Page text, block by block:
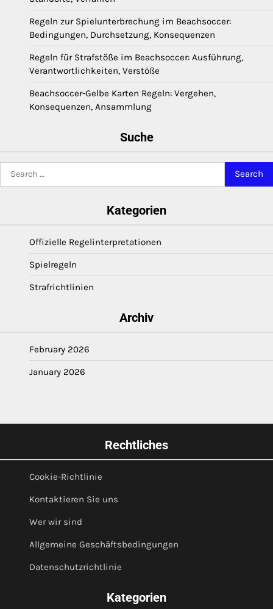
Regeln zur Spielunterbrechung im Beachsoccer:
Bedingungen, Durchsetzung, Konsequenzen
Regeln für Strafstöße im Beachsoccer: Ausführung,
Verantwortlichkeiten, Verstöße
Beachsoccer-Gelbe Karten Regeln: Vergehen,
Konsequenzen, Ansammlung
Suche
Kategorien
Offizielle Regelinterpretationen
Spielregeln
Strafrichtlinien
Archiv
February 2026
January 2026
Rechtliches
Cookie-Richtlinie
Kontaktieren Sie uns
Wer wir sind
Allgemeine Geschäftsbedingungen
Datenschutzrichtlinie
Kategorien